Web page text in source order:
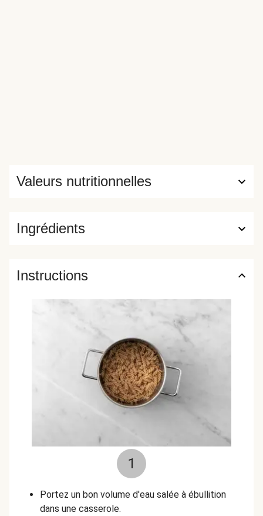
Ingrédients
Valeurs nutritionnelles
Instructions
1
Portez un bon volume d'eau salée à ébullition
dans une casserole.